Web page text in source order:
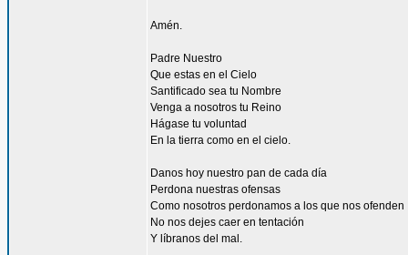
Amén.
Padre Nuestro
Que estas en el Cielo
Santificado sea tu Nombre
Venga a nosotros tu Reino
Hágase tu voluntad
En la tierra como en el cielo.
Danos hoy nuestro pan de cada día
Perdona nuestras ofensas
Como nosotros perdonamos a los que nos ofenden
No nos dejes caer en tentación
Y líbranos del mal.